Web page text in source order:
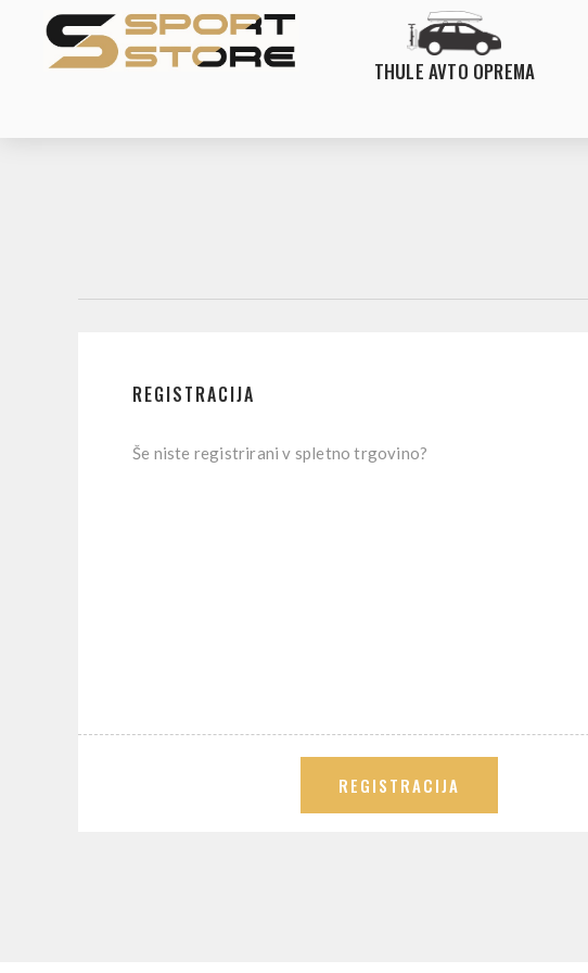
THULE AVTO OPREMA
REGISTRACIJA
Še niste registrirani v spletno trgovino?
REGISTRACIJA